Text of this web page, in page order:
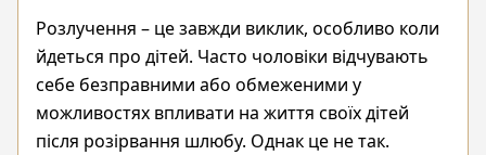
Розлучення – це завжди виклик, особливо коли
йдеться про дітей. Часто чоловіки відчувають
себе безправними або обмеженими у
можливостях впливати на життя своїх дітей
після розірвання шлюбу. Однак це не так.